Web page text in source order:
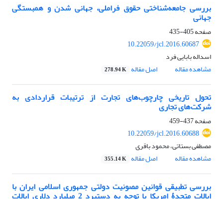
بررسی جامعه‌شناختی حقوق فراملی، جهانی شدن و همبستگی
جهانی
صفحه405-435
10.22059/jcl.2016.60687
اسداله بابایی فرد
مشاهده مقاله
اصل مقاله 278.94 K
تحول تاریخی چارچوب‌های تجارت از ترتیبات قراردادی به
شرکت‌‌های تجاری
صفحه437-459
10.22059/jcl.2016.60688
مصطفی بستاتی، محمود باقری
مشاهده مقاله
اصل مقاله 355.14 K
بررسی تطبیقی قوانین مصونیت دولتی جمهوری اسلامی ایران با